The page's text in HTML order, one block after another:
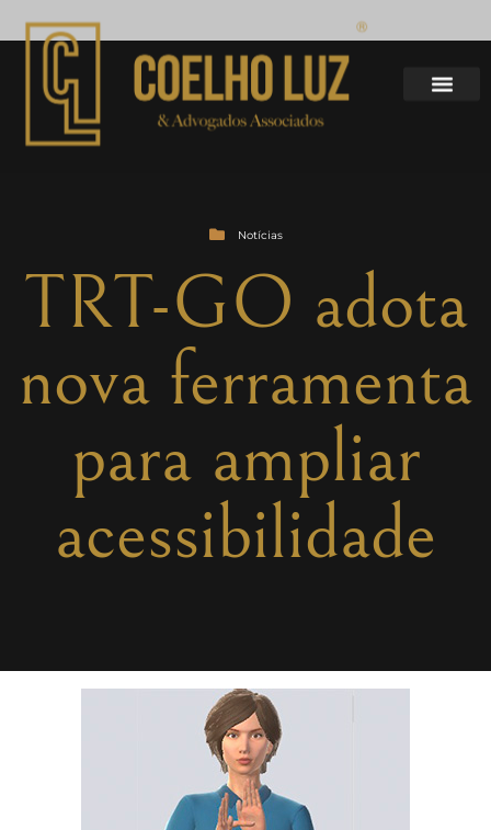
Notícias
TRT-GO adota
nova ferramenta
para ampliar
acessibilidade